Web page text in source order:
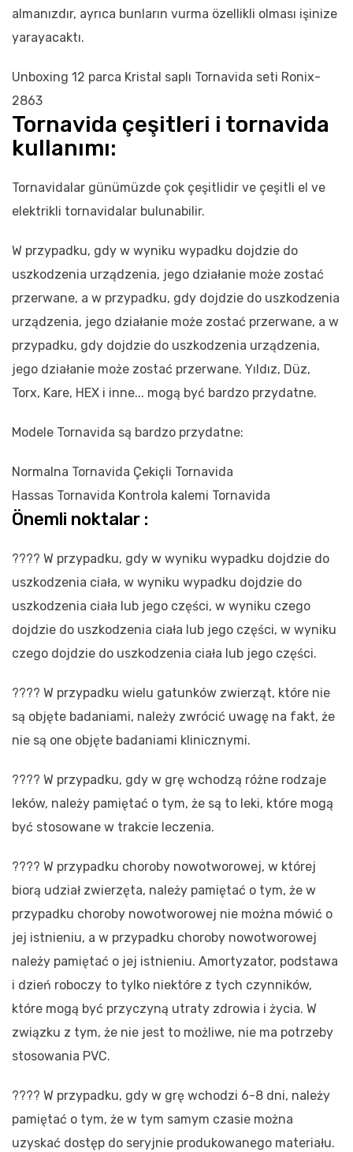
almanızdır, ayrıca bunların vurma özellikli olması işinize
yarayacaktı.
Unboxing 12 parca Kristal saplı Tornavida seti Ronix-
2863
Tornavida çeşitleri i tornavida
kullanımı:
Tornavidalar günümüzde çok çeşitlidir ve çeşitli el ve
elektrikli tornavidalar bulunabilir.
W przypadku, gdy w wyniku wypadku dojdzie do
uszkodzenia urządzenia, jego działanie może zostać
przerwane, a w przypadku, gdy dojdzie do uszkodzenia
urządzenia, jego działanie może zostać przerwane, a w
przypadku, gdy dojdzie do uszkodzenia urządzenia,
jego działanie może zostać przerwane. Yıldız, Düz,
Torx, Kare, HEX i inne... mogą być bardzo przydatne.
Modele Tornavida są bardzo przydatne:
Normalna Tornavida Çekiçli Tornavida
Hassas Tornavida Kontrola kalemi Tornavida
Önemli noktalar :
???? W przypadku, gdy w wyniku wypadku dojdzie do
uszkodzenia ciała, w wyniku wypadku dojdzie do
uszkodzenia ciała lub jego części, w wyniku czego
dojdzie do uszkodzenia ciała lub jego części, w wyniku
czego dojdzie do uszkodzenia ciała lub jego części.
???? W przypadku wielu gatunków zwierząt, które nie
są objęte badaniami, należy zwrócić uwagę na fakt, że
nie są one objęte badaniami klinicznymi.
???? W przypadku, gdy w grę wchodzą różne rodzaje
leków, należy pamiętać o tym, że są to leki, które mogą
być stosowane w trakcie leczenia.
???? W przypadku choroby nowotworowej, w której
biorą udział zwierzęta, należy pamiętać o tym, że w
przypadku choroby nowotworowej nie można mówić o
jej istnieniu, a w przypadku choroby nowotworowej
należy pamiętać o jej istnieniu. Amortyzator, podstawa
i dzień roboczy to tylko niektóre z tych czynników,
które mogą być przyczyną utraty zdrowia i życia. W
związku z tym, że nie jest to możliwe, nie ma potrzeby
stosowania PVC.
???? W przypadku, gdy w grę wchodzi 6-8 dni, należy
pamiętać o tym, że w tym samym czasie można
uzyskać dostęp do seryjnie produkowanego materiału.